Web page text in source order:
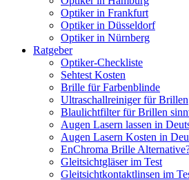
Optiker in Frankfurt
Optiker in Düsseldorf
Optiker in Nürnberg
Ratgeber
Optiker-Checkliste
Sehtest Kosten
Brille für Farbenblinde
Ultraschallreiniger für Brillen
Blaulichtfilter für Brillen
Augen Lasern lassen in
Augen Lasern Kosten in
EnChroma Brille
Gleitsichtgläser im Test
Gleitsichtkontaktlinsen im